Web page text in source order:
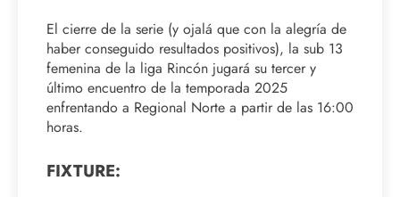
El cierre de la serie (y ojalá que con la alegría de
haber conseguido resultados positivos), la sub 13
femenina de la liga Rincón jugará su tercer y
último encuentro de la temporada 2025
enfrentando a Regional Norte a partir de las 16:00
horas.
FIXTURE: